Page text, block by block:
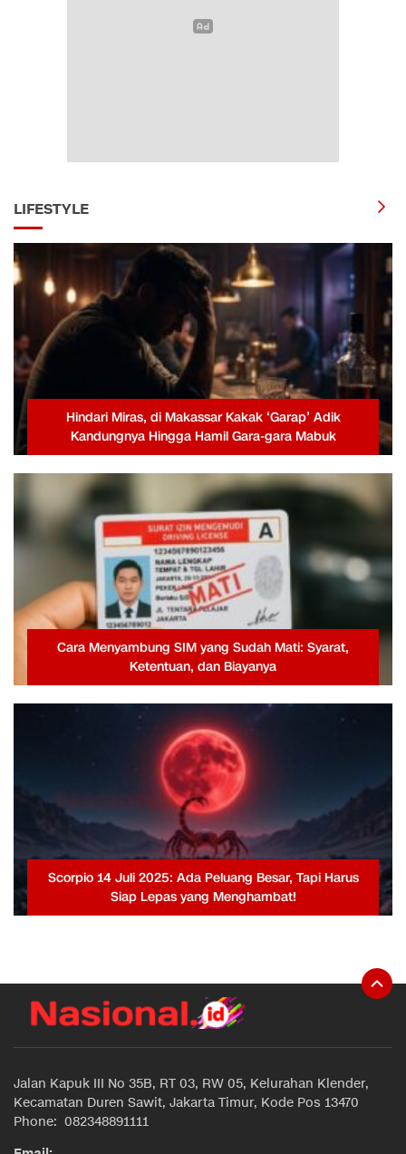
LIFESTYLE
Hindari Miras, di Makassar Kakak ‘Garap’ Adik
Kandungnya Hingga Hamil Gara-gara Mabuk
Cara Menyambung SIM yang Sudah Mati: Syarat,
Ketentuan, dan Biayanya
Scorpio 14 Juli 2025: Ada Peluang Besar, Tapi Harus
Siap Lepas yang Menghambat!
Jalan Kapuk III No 35B, RT 03, RW 05, Kelurahan Klender,
Kecamatan Duren Sawit, Jakarta Timur, Kode Pos 13470
Phone: 082348891111